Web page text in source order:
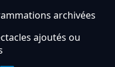
archivées
ajoutés ou